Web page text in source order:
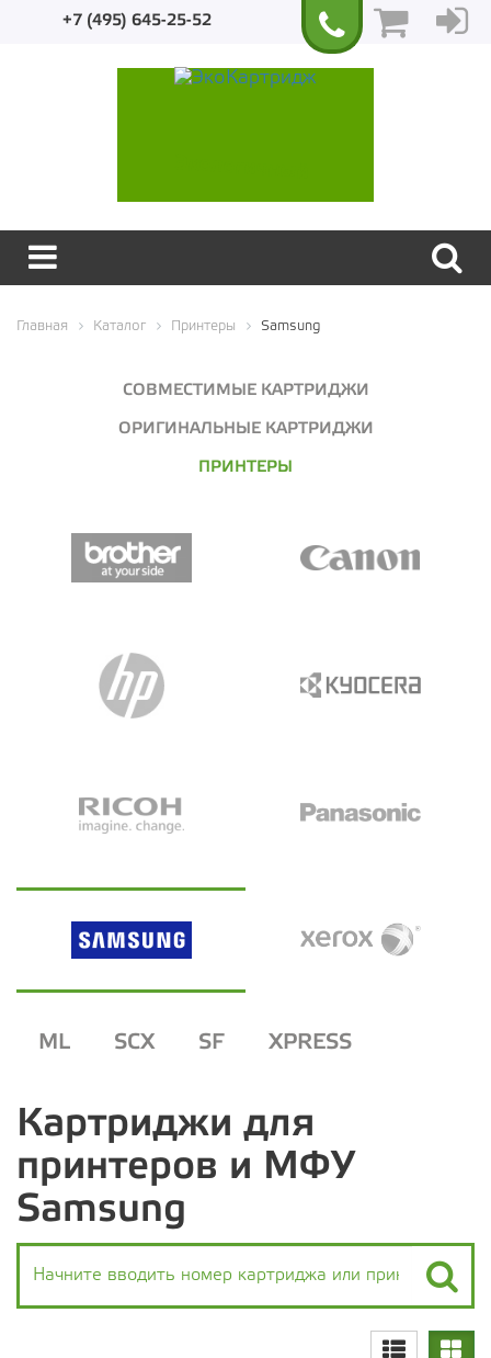
+7 (495) 645-25-52
Главная Каталог Принтеры Samsung
СОВМЕСТИМЫЕ КАРТРИДЖИ
ОРИГИНАЛЬНЫЕ КАРТРИДЖИ
ПРИНТЕРЫ
ML SCX SF XPRESS
Картриджи для
принтеров и МФУ
Samsung